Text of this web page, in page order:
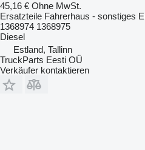
45,16 € Ohne MwSt.
Ersatzteile Fahrerhaus - sonstiges
1368974 1368975
Diesel
Estland, Tallinn
TruckParts Eesti OÜ
Verkäufer kontaktieren